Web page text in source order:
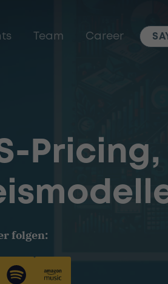
Team Career
Pricing,
folgen: